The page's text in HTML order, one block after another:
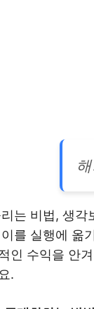
는 비법, 생
를 실행에 옮
인 수익을 안
.